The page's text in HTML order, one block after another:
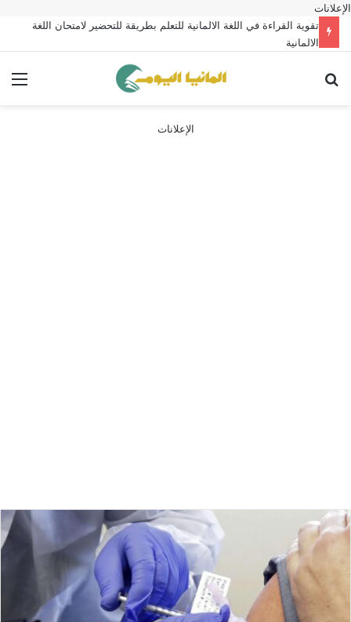
الإعلانات
تقوية القراءة في اللغة الالمانية للتعلم بطريقة للتحضير لامتحان اللغة
الالمانية
الإعلانات